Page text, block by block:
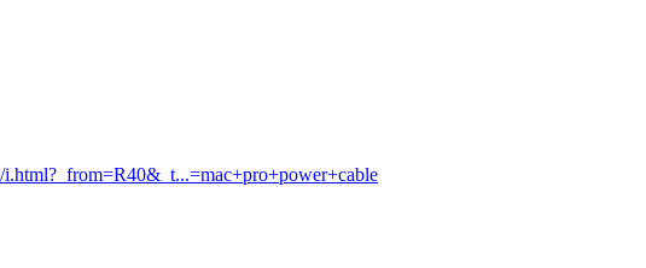
i.html?_from=R40&_t...=mac+pro+power+cable